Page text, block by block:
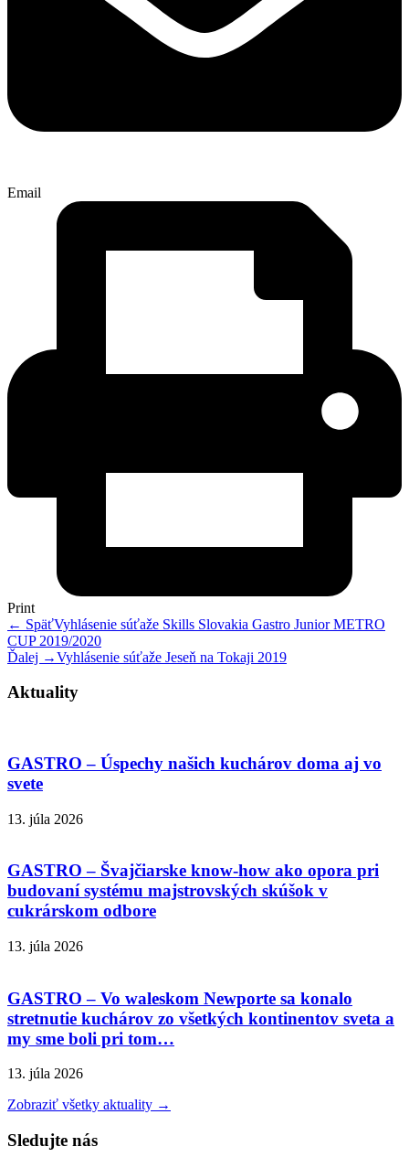
Email
Print
← SpäťVyhlásenie súťaže Skills Slovakia Gastro Junior METRO
CUP 2019/2020
Ďalej →Vyhlásenie súťaže Jeseň na Tokaji 2019
Aktuality
GASTRO – Úspechy našich kuchárov doma aj vo
svete
13. júla 2026
GASTRO – Švajčiarske know-how ako opora pri
budovaní systému majstrovských skúšok v
cukrárskom odbore
13. júla 2026
GASTRO – Vo waleskom Newporte sa konalo
stretnutie kuchárov zo všetkých kontinentov sveta a
my sme boli pri tom…
13. júla 2026
Zobraziť všetky aktuality →
Sledujte nás